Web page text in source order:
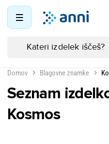
Domov Blagovne znamke
Seznam
Kosmos